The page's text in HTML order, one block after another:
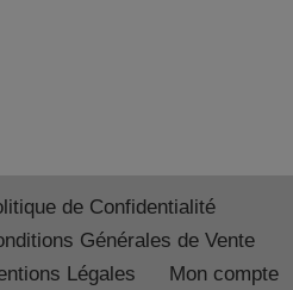
de Confidentialité
Générales de Vente
Légales
Mon compte